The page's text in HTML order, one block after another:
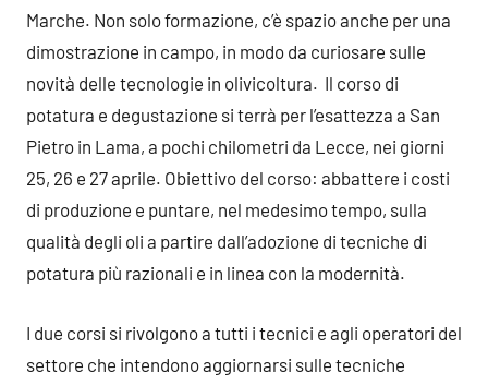
Marche. Non solo formazione, c’è spazio anche per una
dimostrazione in campo, in modo da curiosare sulle
novità delle tecnologie in olivicoltura. Il corso di
potatura e degustazione si terrà per l’esattezza a San
Pietro in Lama, a pochi chilometri da Lecce, nei giorni
25, 26 e 27 aprile. Obiettivo del corso: abbattere i costi
di produzione e puntare, nel medesimo tempo, sulla
qualità degli oli a partire dall’adozione di tecniche di
potatura più razionali e in linea con la modernità.
I due corsi si rivolgono a tutti i tecnici e agli operatori del
settore che intendono aggiornarsi sulle tecniche